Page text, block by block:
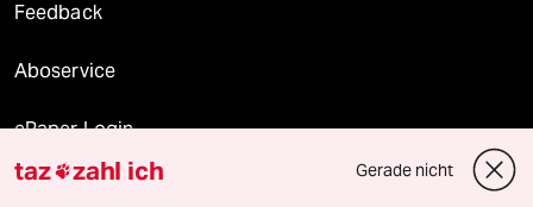
Feedback
Aboservice
ePaper Login
Downloads für Abonnierende
taz zahl ich Gerade nicht